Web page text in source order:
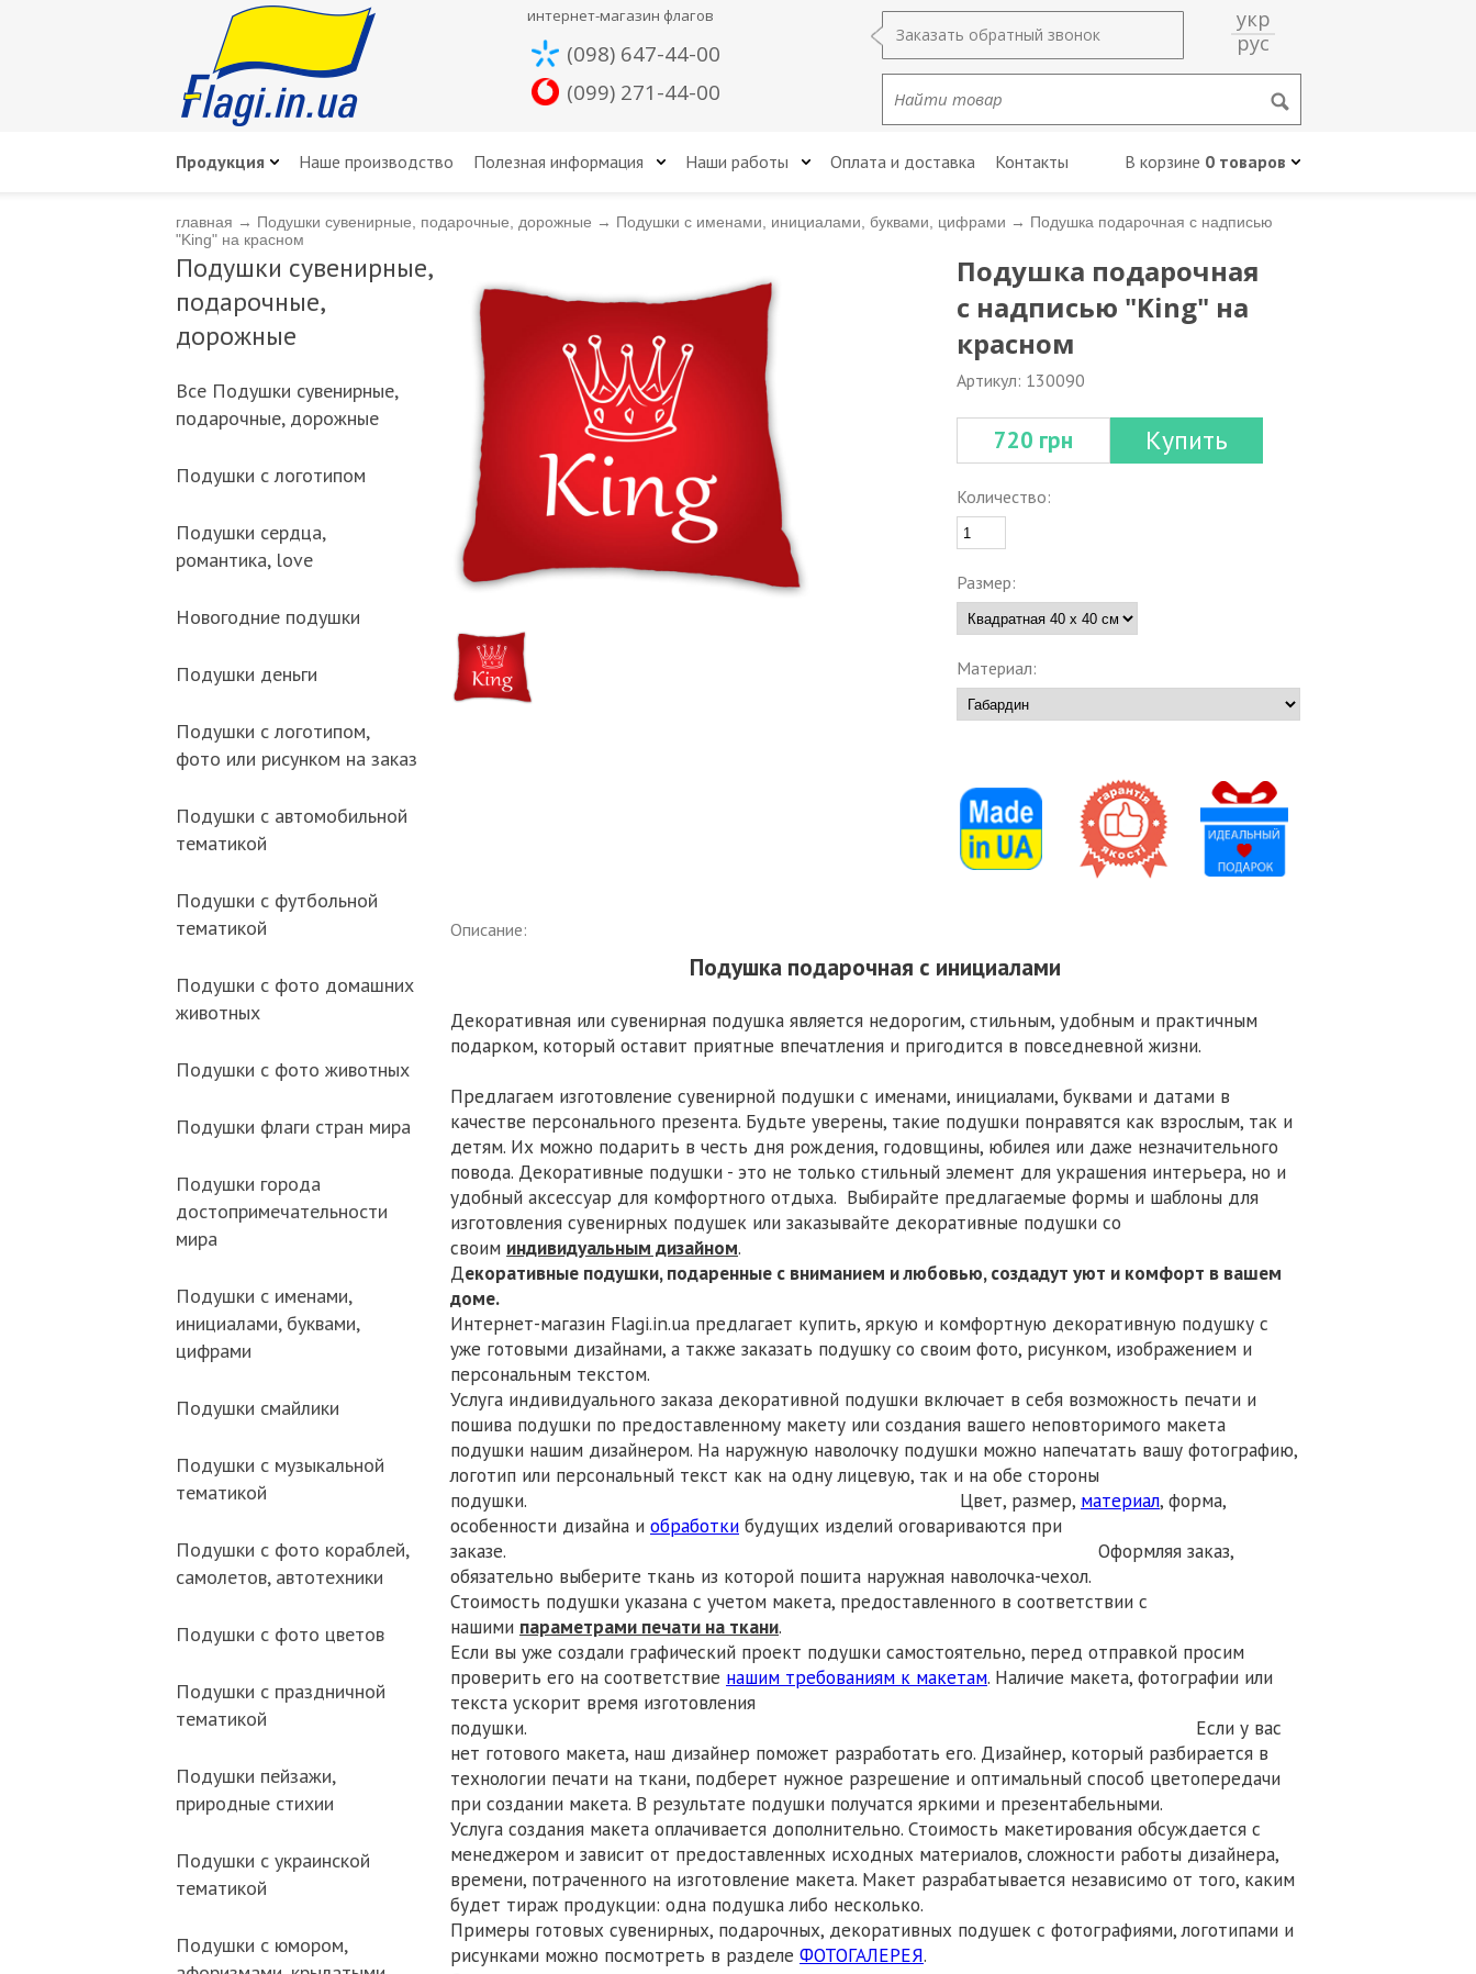
интернет-магазин флагов
(098) 647-44-00
(099) 271-44-00
Заказать обратный звонок
укр
рус
Продукция Наше производство Полезная информация Наши работы Оплата и доставка Контакты В корзине 0 товаров
главная → Подушки сувенирные, подарочные, дорожные → Подушки с именами, инициалами, буквами, цифрами → Подушка подарочная с надписью
"King" на красном
Подушки сувенирные,
подарочные,
дорожные
Всe Подушки сувенирные,
подарочные, дорожные
Подушки с логотипом
Подушки сердца,
романтика, love
Новогодние подушки
Подушки деньги
Подушки с логотипом,
фото или рисунком на заказ
Подушки с автомобильной
тематикой
Подушки с футбольной
тематикой
Подушки с фото домашних
животных
Подушки с фото животных
Подушки флаги стран мира
Подушки города
достопримечательности
мира
Подушки с именами,
инициалами, буквами,
цифрами
Подушки смайлики
Подушки с музыкальной
тематикой
Подушки с фото кораблей,
самолетов, автотехники
Подушки с фото цветов
Подушки с праздничной
тематикой
Подушки пейзажи,
природные стихии
Подушки с украинской
тематикой
Подушки с юмором,
Подушка подарочная
с надписью "King" на
красном
Артикул: 130090
720 грн Купить
Количество:
Размер:
Материал:
Описание:
Подушка подарочная с инициалами
Декоративная или сувенирная подушка является недорогим, стильным, удобным и практичным
подарком, который оставит приятные впечатления и пригодится в повседневной жизни.
Предлагаем изготовление сувенирной подушки с именами, инициалами, буквами и датами в
качестве персонального презента. Будьте уверены, такие подушки понравятся как взрослым, так и
детям. Их можно подарить в честь дня рождения, годовщины, юбилея или даже незначительного
повода. Декоративные подушки - это не только стильный элемент для украшения интерьера, но и
удобный аксессуар для комфортного отдыха. Выбирайте предлагаемые формы и шаблоны для
изготовления сувенирных подушек или заказывайте декоративные подушки со
своим индивидуальным дизайном.
Декоративные подушки, подаренные с вниманием и любовью, создадут уют и комфорт в вашем
доме.
Интернет-магазин Flagi.in.ua предлагает купить, яркую и комфортную декоративную подушку с
уже готовыми дизайнами, а также заказать подушку со своим фото, рисунком, изображением и
персональным текстом.
Услуга индивидуального заказа декоративной подушки включает в себя возможность печати и
пошива подушки по предоставленному макету или создания вашего неповторимого макета
подушки нашим дизайнером. На наружную наволочку подушки можно напечатать вашу фотографию,
логотип или персональный текст как на одну лицевую, так и на обе стороны
подушки. Цвет, размер, материал, форма,
особенности дизайна и обработки будущих изделий оговариваются при
заказе. Оформляя заказ,
обязательно выберите ткань из которой пошита наружная наволочка-чехол.
Стоимость подушки указана с учетом макета, предоставленного в соответствии с
нашими параметрами печати на ткани.
Если вы уже создали графический проект подушки самостоятельно, перед отправкой просим
проверить его на соответствие нашим требованиям к макетам. Наличие макета, фотографии или
текста ускорит время изготовления
подушки. Если у вас
нет готового макета, наш дизайнер поможет разработать его. Дизайнер, который разбирается в
технологии печати на ткани, подберет нужное разрешение и оптимальный способ цветопередачи
при создании макета. В результате подушки получатся яркими и презентабельными.
Услуга создания макета оплачивается дополнительно. Стоимость макетирования обсуждается с
менеджером и зависит от предоставленных исходных материалов, сложности работы дизайнера,
времени, потраченного на изготовление макета. Макет разрабатывается независимо от того, каким
будет тираж продукции: одна подушка либо несколько.
Примеры готовых сувенирных, подарочных, декоративных подушек с фотографиями, логотипами и
рисунками можно посмотреть в разделе ФОТОГАЛЕРЕЯ.